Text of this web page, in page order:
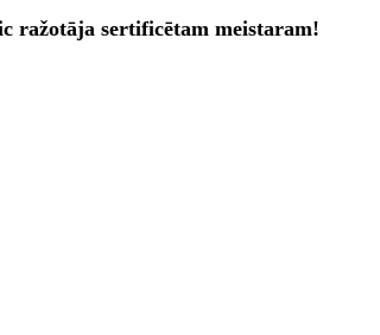
ražotāja sertificētam meistaram!